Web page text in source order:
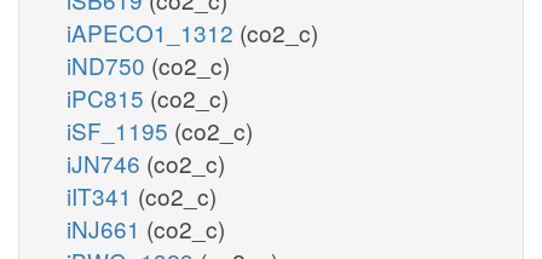
iAPECO1_1312 (co2_c)
iND750 (co2_c)
iPC815 (co2_c)
iSF_1195 (co2_c)
iJN746 (co2_c)
iIT341 (co2_c)
iNJ661 (co2_c)